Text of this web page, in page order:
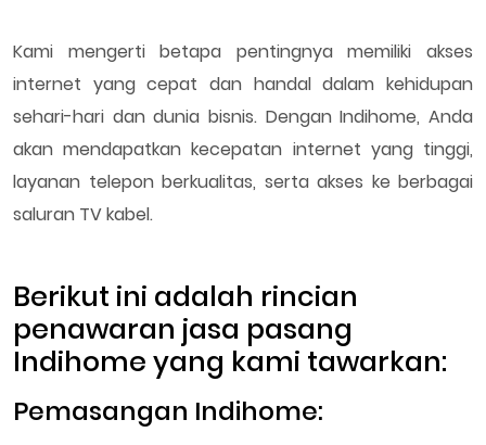
Kami mengerti betapa pentingnya memiliki akses
internet yang cepat dan handal dalam kehidupan
sehari-hari dan dunia bisnis. Dengan Indihome, Anda
akan mendapatkan kecepatan internet yang tinggi,
layanan telepon berkualitas, serta akses ke berbagai
saluran TV kabel.
Berikut ini adalah rincian
penawaran jasa pasang
Indihome yang kami tawarkan:
Pemasangan Indihome: